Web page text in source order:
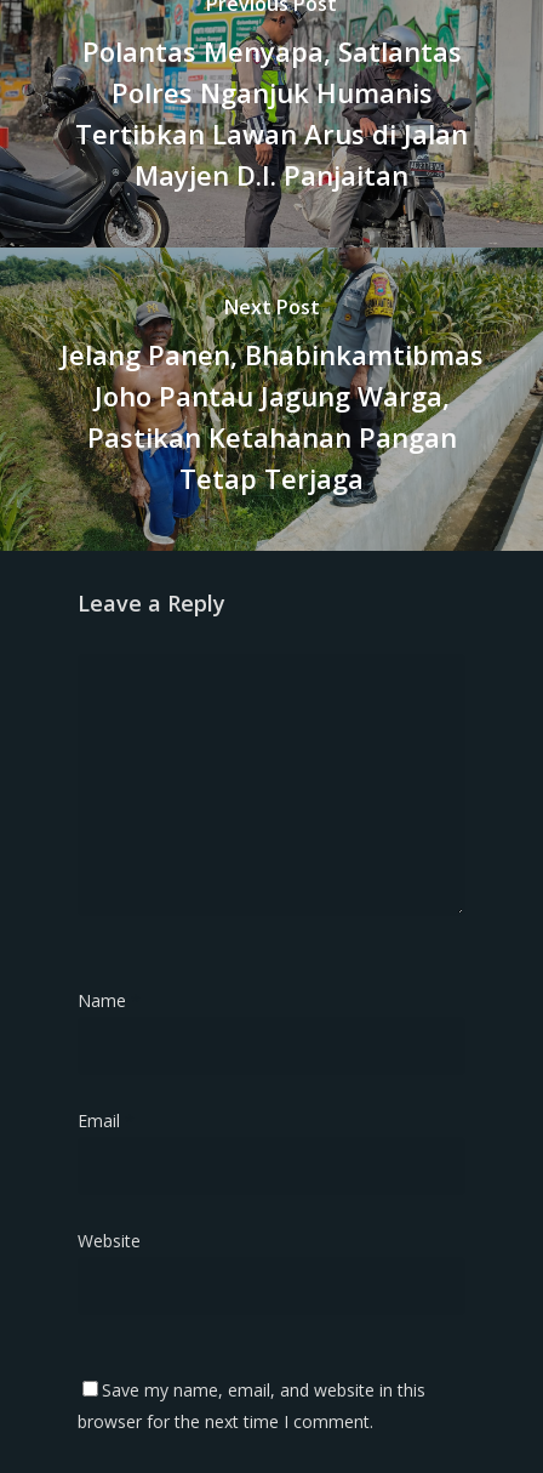
Polantas Menyapa, Satlantas
Polres Nganjuk Humanis
Tertibkan Lawan Arus di Jalan
Mayjen D.I. Panjaitan
Next Post
Jelang Panen, Bhabinkamtibmas
Joho Pantau Jagung Warga,
Pastikan Ketahanan Pangan
Tetap Terjaga
Leave a Reply
Name
Email
Website
Save my name, email, and website in this
browser for the next time I comment.